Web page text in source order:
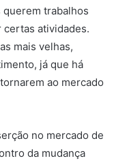
querem trabalhos
certas atividades.
mais velhas,
já que há
ao mercado
no mercado de
da mudança